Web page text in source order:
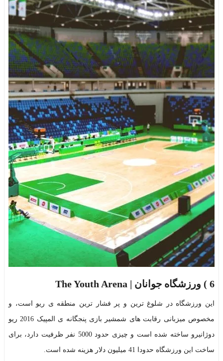
6 ) ورزشگاه جوانان | The Youth Arena
این ورزشگاه در شلوغ ترین و پر فشار ترین منطقه ی ریو است، و
مخصوص میزبانی رقابت های شمشیر بازی پنجگانه ی المپیک 2016 ریو
دوژانیرو ساخته شده است و چیزی حدود 5000 نفر ظرفیت دارد، برای
ساخت این ورزشگاه حدودا 41 میلیون دلار هزینه شده است.